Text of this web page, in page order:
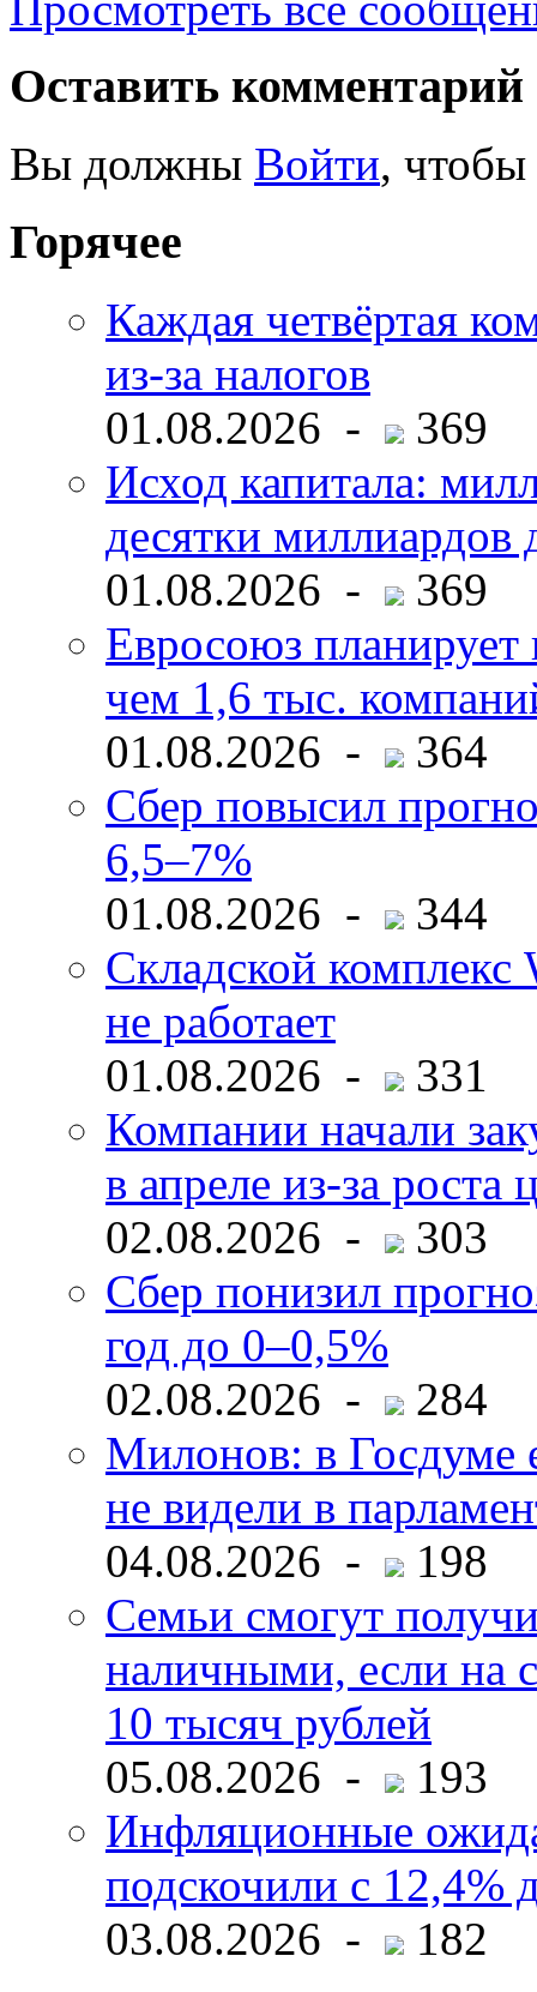
Оставить комментарий
Вы должны Войти, чтобы
Горячее
Каждая четвёртая
из-за налогов
01.08.2026 -
369
Исход капитала:
десятки миллиардов
01.08.2026 -
369
Евросоюз планирует
чем 1,6 тыс.
01.08.2026 -
364
Сбер повысил
6,5–7%
01.08.2026 -
344
Складской комплекс
не работает
01.08.2026 -
331
Компании начали
в апреле из-за роста
02.08.2026 -
303
Сбер понизил
год до 0–0,5%
02.08.2026 -
284
Милонов: в Госдуме
не видели в
04.08.2026 -
198
Семьи смогут
наличными, если на
10 тысяч рублей
05.08.2026 -
193
Инфляционные
подскочили с 12,4%
03.08.2026 -
182